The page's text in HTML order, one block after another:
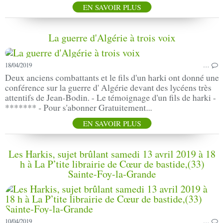
EN SAVOIR PLUS
La guerre d'Algérie à trois voix
18/04/2019 …
Deux anciens combattants et le fils d'un harki ont donné une
conférence sur la guerre d' Algérie devant des lycéens très
attentifs de Jean-Bodin. - Le témoignage d'un fils de harki -
******* - Pour s'abonner Gratuitement...
EN SAVOIR PLUS
Les Harkis, sujet brûlant samedi 13 avril 2019 à 18
h à La P’tite librairie de Cœur de bastide,(33)
Sainte-Foy-la-Grande
10/04/2019 …